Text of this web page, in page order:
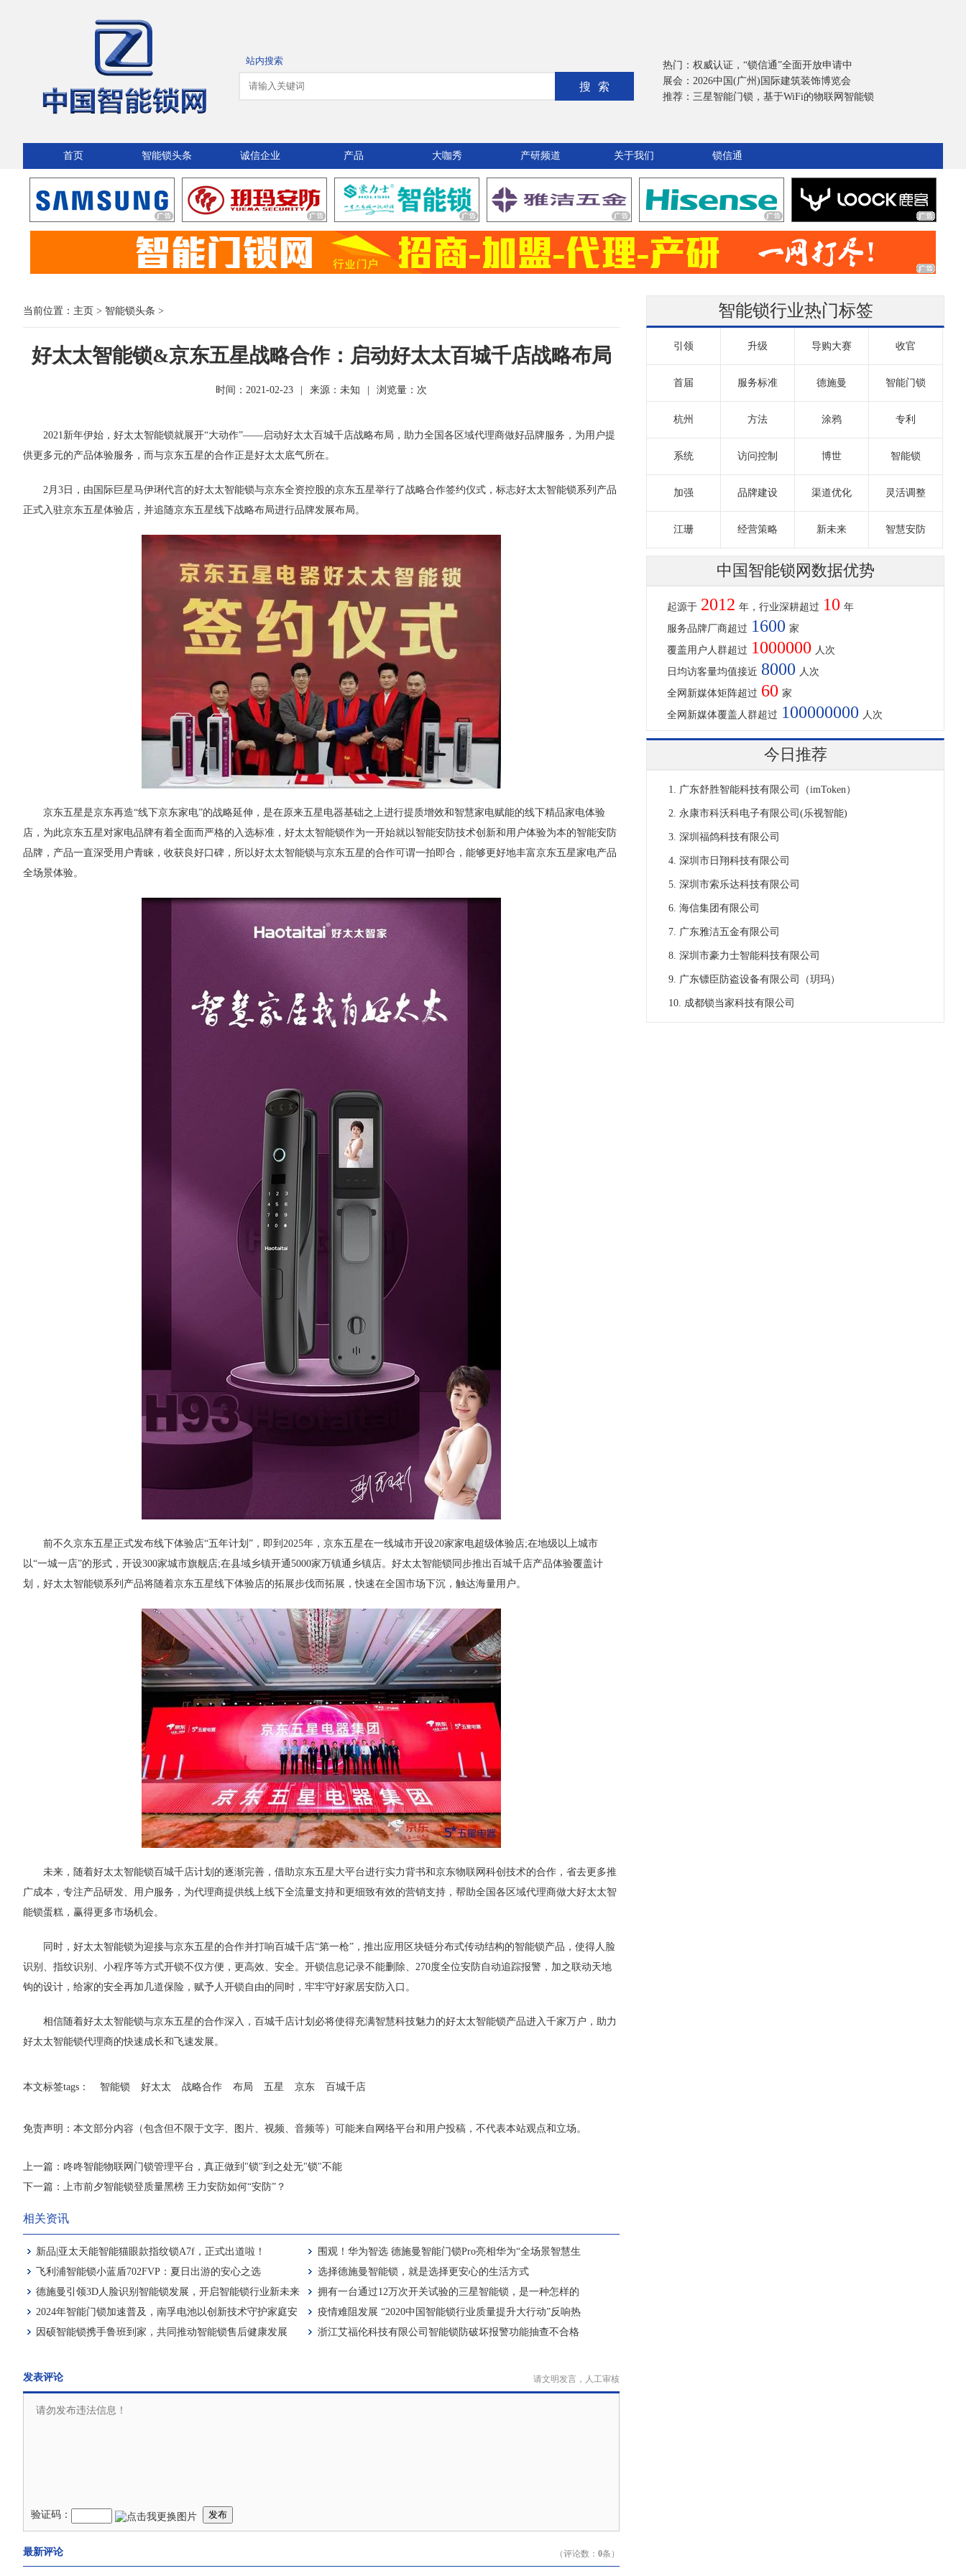
站内搜索
搜索
热门： 权威认证，“锁信通”全面开放申请中
展会： 2026中国(广州)国际建筑装饰博览会
推荐： 三星智能门锁，基于WiFi的物联网智能锁
首页 智能锁头条 诚信企业 产品 大咖秀 产研频道 关于我们 锁信通
当前位置： 主页 > 智能锁头条 >
好太太智能锁&京东五星战略合作：启动好太太百城千店战略布局
时间：2021-02-23 来源：未知 浏览量： 次
2021新年伊始，好太太智能锁就展开“大动作”——启动好太太百城千店战略布局，助力全国各区域代理商做好品牌服务，为用户提
供更多元的产品体验服务，而与京东五星的合作正是好太太底气所在。
2月3日，由国际巨星马伊琍代言的好太太智能锁与京东全资控股的京东五星举行了战略合作签约仪式，标志好太太智能锁系列产品
正式入驻京东五星体验店，并追随京东五星线下战略布局进行品牌发展布局。
京东五星是京东再造“线下京东家电”的战略延伸，是在原来五星电器基础之上进行提质增效和智慧家电赋能的线下精品家电体验
店，为此京东五星对家电品牌有着全面而严格的入选标准，好太太智能锁作为一开始就以智能安防技术创新和用户体验为本的智能安防
品牌，产品一直深受用户青睐，收获良好口碑，所以好太太智能锁与京东五星的合作可谓一拍即合，能够更好地丰富京东五星家电产品
全场景体验。
前不久京东五星正式发布线下体验店“五年计划”，即到2025年，京东五星在一线城市开设20家家电超级体验店;在地级以上城市
以“一城一店”的形式，开设300家城市旗舰店;在县域乡镇开通5000家万镇通乡镇店。好太太智能锁同步推出百城千店产品体验覆盖计
划，好太太智能锁系列产品将随着京东五星线下体验店的拓展步伐而拓展，快速在全国市场下沉，触达海量用户。
未来，随着好太太智能锁百城千店计划的逐渐完善，借助京东五星大平台进行实力背书和京东物联网科创技术的合作，省去更多推
广成本，专注产品研发、用户服务，为代理商提供线上线下全流量支持和更细致有效的营销支持，帮助全国各区域代理商做大好太太智
能锁蛋糕，赢得更多市场机会。
同时，好太太智能锁为迎接与京东五星的合作并打响百城千店“第一枪”，推出应用区块链分布式传动结构的智能锁产品，使得人脸
识别、指纹识别、小程序等方式开锁不仅方便，更高效、安全。开锁信息记录不能删除、270度全位安防自动追踪报警，加之联动天地
钩的设计，给家的安全再加几道保险，赋予人开锁自由的同时，牢牢守好家居安防入口。
相信随着好太太智能锁与京东五星的合作深入，百城千店计划必将使得充满智慧科技魅力的好太太智能锁产品进入千家万户，助力
好太太智能锁代理商的快速成长和飞速发展。
本文标签tags： 智能锁 好太太 战略合作 布局 五星 京东 百城千店
免责声明：本文部分内容（包含但不限于文字、图片、视频、音频等）可能来自网络平台和用户投稿，不代表本站观点和立场。
上一篇： 咚咚智能物联网门锁管理平台，真正做到"锁"到之处无"锁"不能
下一篇： 上市前夕智能锁登质量黑榜 王力安防如何“安防”？
相关资讯
新品|亚太天能智能猫眼款指纹锁A7f，正式出道啦！
围观！华为智选 德施曼智能门锁Pro亮相华为“全场景智慧生
活”新品发布会
飞利浦智能锁小蓝盾702FVP：夏日出游的安心之选
选择德施曼智能锁，就是选择更安心的生活方式
德施曼引领3D人脸识别智能锁发展，开启智能锁行业新未来
拥有一台通过12万次开关试验的三星智能锁，是一种怎样的
体验
2024年智能门锁加速普及，南孚电池以创新技术守护家庭安
全
疫情难阻发展 “2020中国智能锁行业质量提升大行动”反响热
烈
因硕智能锁携手鲁班到家，共同推动智能锁售后健康发展 浙江艾福伦科技有限公司智能锁防破坏报警功能抽查不合格
发表评论 请文明发言，人工审核
验证码： 发布
最新评论 （评论数： 0条）
智能锁行业热门标签
引领 升级 导购大赛 收官
首届 服务标准 德施曼 智能门锁
杭州 方法 涂鸦 专利
系统 访问控制 博世 智能锁
加强 品牌建设 渠道优化 灵活调整
江珊 经营策略 新未来 智慧安防
中国智能锁网数据优势
起源于 2012 年，行业深耕超过 10 年
服务品牌厂商超过 1600 家
覆盖用户人群超过 1000000 人次
日均访客量均值接近 8000 人次
全网新媒体矩阵超过 60 家
全网新媒体覆盖人群超过 100000000 人次
今日推荐
广东舒胜智能科技有限公司（imToken）
永康市科沃科电子有限公司(乐视智能)
深圳福鸽科技有限公司
深圳市日翔科技有限公司
深圳市索乐达科技有限公司
海信集团有限公司
广东雅洁五金有限公司
深圳市豪力士智能科技有限公司
广东镖臣防盗设备有限公司（玥玛）
成都锁当家科技有限公司